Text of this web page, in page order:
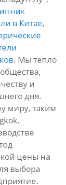
в Китае,
. Мы тепло
и
дня.
миру, таким
цены на
выбора